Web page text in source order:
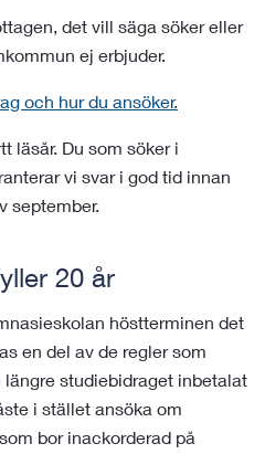
det vill säga söker eller
ej erbjuder.
och hur du ansöker.
läsår. Du som söker i
vi svar i god tid innan
september.
20 år
höstterminen det
en del av de regler som
studiebidraget inbetalat
i stället ansöka om
bor inackorderad på